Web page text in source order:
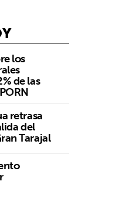
los
de las
retrasa
del
Tarajal